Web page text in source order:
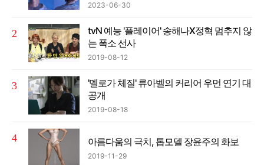
2023-06-30
tvN 예능 '플레이어' 송해나X정혁 멈추지 않
는 폭소 선사
2019-08-12
'멜로가 체질' 류아벨의 커리어 우먼 연기 대
공개
2019-08-18
아름다움의 극치, 톱모델 장윤주의 화보
2019-11-29